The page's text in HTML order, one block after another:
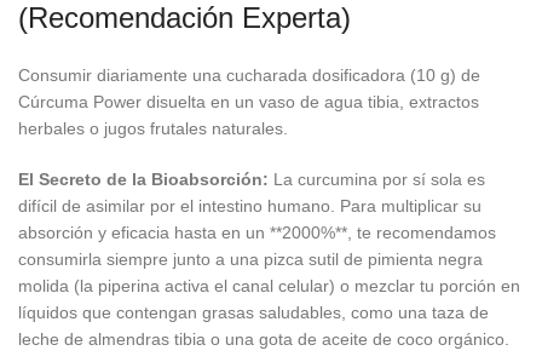
(Recomendación Experta)
Consumir diariamente una cucharada dosificadora (10 g) de
Cúrcuma Power disuelta en un vaso de agua tibia, extractos
herbales o jugos frutales naturales.
El Secreto de la Bioabsorción: La curcumina por sí sola es
difícil de asimilar por el intestino humano. Para multiplicar su
absorción y eficacia hasta en un **2000%**, te recomendamos
consumirla siempre junto a una pizca sutil de pimienta negra
molida (la piperina activa el canal celular) o mezclar tu porción en
líquidos que contengan grasas saludables, como una taza de
leche de almendras tibia o una gota de aceite de coco orgánico.